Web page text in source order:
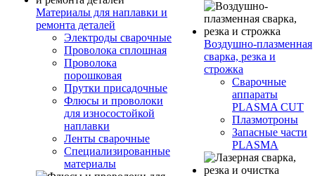
Материалы для наплавки и
ремонта деталей
Электроды сварочные
Проволока сплошная
Проволока
порошковая
Прутки присадочные
Флюсы и проволоки
для износостойкой
наплавки
Ленты сварочные
Специализированные
материалы
Воздушно-плазменная
сварка, резка и
строжка
Сварочные
аппараты
PLASMA CUT
Плазмотроны
Запасные части
PLASMA